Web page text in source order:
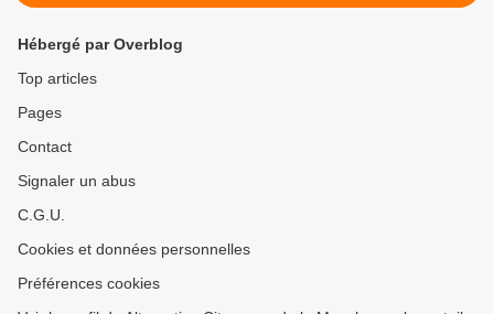
Hébergé par Overblog
Top articles
Pages
Contact
Signaler un abus
C.G.U.
Cookies et données personnelles
Préférences cookies